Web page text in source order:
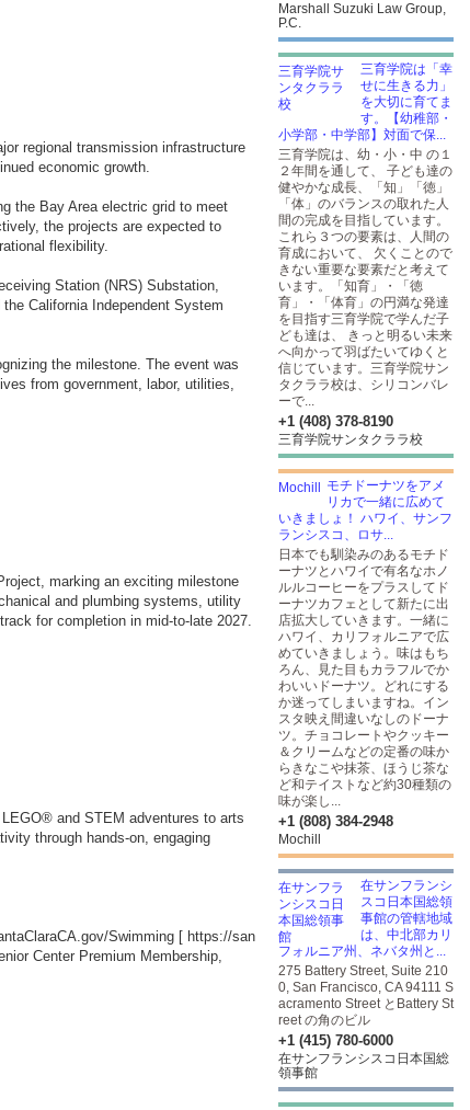
regional transmission infrastructure
economic growth.
the Bay Area electric grid to meet
the projects are expected to
flexibility.
Station (NRS) Substation,
California Independent System
the milestone. The event was
from government, labor, utilities,
marking an exciting milestone
and plumbing systems, utility
for completion in mid-to-late 2027.
and STEM adventures to arts
through hands-on, engaging
Swimming [ https://san
Center Premium Membership,
Marshall Suzuki Law Group,
P.C.
三育学院は「幸
せに生きる力」
を大切に育てま
す。【幼稚部・
小学部・中学部】対面で保...
三育学院は、幼・小・中 の１
２年間を通して、 子ども達の
健やかな成長、「知」「徳」
「体」のバランスの取れた人
間の完成を目指しています。
これら３つの要素は、人間の
育成において、 欠くことので
きない重要な要素だと考えて
います。「知育」・「徳
育」・「体育」の円満な発達
を目指す三育学院で学んだ子
ども達は、 きっと明るい未来
へ向かって羽ばたいてゆくと
信じています。三育学院サン
タクララ校は、シリコンバレ
ーで...
+1 (408) 378-8190
三育学院サンタクララ校
モチドーナツをアメ
リカで一緒に広めて
いきましょ！ ハワイ、サンフ
ランシスコ、ロサ...
日本でも馴染みのあるモチド
ーナツとハワイで有名なホノ
ルルコーヒーをプラスしてド
ーナツカフェとして新たに出
店拡大していきます。一緒に
ハワイ、カリフォルニアで広
めていきましょう。味はもち
ろん、見た目もカラフルでか
わいいドーナツ。どれにする
か迷ってしまいますね。イン
スタ映え間違いなしのドーナ
ツ。チョコレートやクッキー
＆クリームなどの定番の味か
らきなこや抹茶、ほうじ茶な
ど和テイストなど約30種類の
味が楽し...
+1 (808) 384-2948
Mochill
在サンフランシ
スコ日本国総領
事館の管轄地域
は、中北部カリ
フォルニア州、ネバタ州と...
275 Battery Street, Suite 210
0, San Francisco, CA 94111 S
acramento Street とBattery St
reet の角のビル
+1 (415) 780-6000
在サンフランシスコ日本国総
領事館